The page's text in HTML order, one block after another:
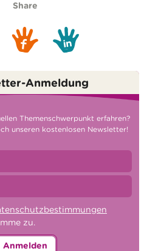
Share
Anmeldung
Themenschwerpunkt erfahren?
unseren kostenlosen Newsletter!
zu.
Anmelden